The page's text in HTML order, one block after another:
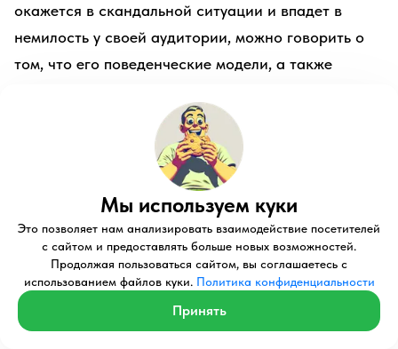
окажется в скандальной ситуации и впадет в
немилость у своей аудитории, можно говорить о
том, что его поведенческие модели, а также
демонстрирует, также окажутся жертвами данной
Николай Камелин
Мы используем куки
Это позволяет нам анализировать взаимодействие посетителей
с сайтом и предоставлять больше новых возможностей.
Продолжая пользоваться сайтом, вы соглашаетесь с
использованием файлов куки. Политика конфиденциальности
Принять